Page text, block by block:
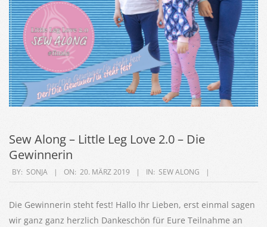
Sew Along – Little Leg Love 2.0 – Die
Gewinnerin
2019-
20
BY: SONJA ON: 20. MÄRZ 2019 IN: SEW ALONG
Die Gewinnerin steht fest! Hallo Ihr Lieben, erst einmal sagen
wir ganz ganz herzlich Dankeschön für Eure Teilnahme an